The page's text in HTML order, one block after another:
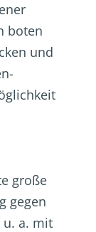
boten
und
große
gegen
u. a. mit